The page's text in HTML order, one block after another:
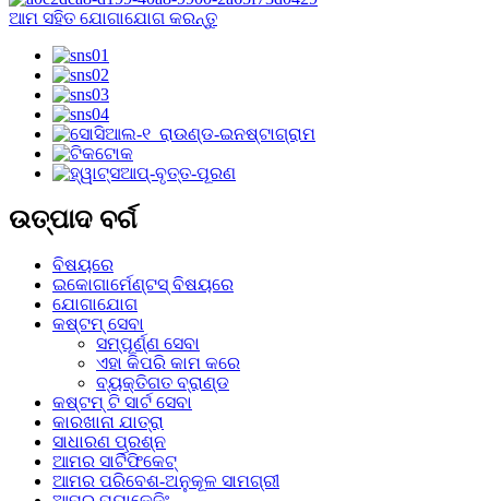
ଆମ ସହିତ ଯୋଗାଯୋଗ କରନ୍ତୁ
ଉତ୍ପାଦ ବର୍ଗ
ବିଷୟରେ
ଇକୋଗାର୍ମେଣ୍ଟସ୍ ବିଷୟରେ
ଯୋଗାଯୋଗ
କଷ୍ଟମ୍ ସେବା
ସମ୍ପୂର୍ଣ୍ଣ ସେବା
ଏହା କିପରି କାମ କରେ
ବ୍ୟକ୍ତିଗତ ବ୍ରାଣ୍ଡ
କଷ୍ଟମ୍ ଟି ସାର୍ଟ ସେବା
କାରଖାନା ଯାତ୍ରା
ସାଧାରଣ ପ୍ରଶ୍ନ
ଆମର ସାର୍ଟିଫିକେଟ୍
ଆମର ପରିବେଶ-ଅନୁକୂଳ ସାମଗ୍ରୀ